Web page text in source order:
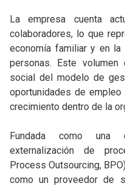
La empresa cuenta
colaboradores, lo que
economía familiar y en
personas. Este
social del modelo de
oportunidades de
crecimiento dentro de la
Fundada como una
externalización de
Process Outsourcing,
como un proveedor de